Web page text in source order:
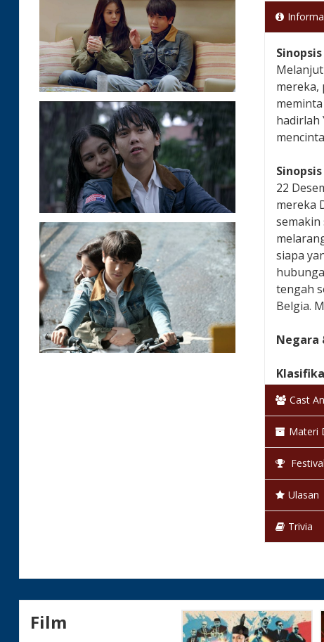
mereka,
hadirlah
22
mereka
semakin
siapa
tengah
Belgia.
Negara
Bahasa:
Warna:
Cast
Materi
Ulasan
Trivia
Film